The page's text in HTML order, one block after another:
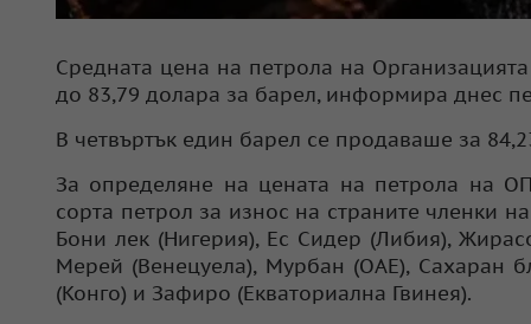
Средната цена на петрола на
до 83,79 долара за барел, информира днес
В четвъртък един барел се продаваше за
За определяне на цената на петрола на
сорта петрол за износ на страните членки
Бони лек (Нигерия), Ес Сидер (Либия),
Мерей (Венецуела), Мурбан (ОАЕ), Сахаран
(Конго) и Зафиро (Екваториална Гвинея).